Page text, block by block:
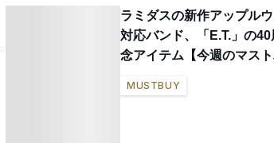
ラミダスの新作アップル
対応バンド、「E.T.」の
念アイテム【今週のマスト
MUSTBUY